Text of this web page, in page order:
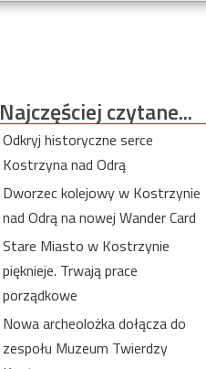
Najczęściejczytane...
Odkryj historyczne serce
Kostrzyna nad Odrą
Dworzec kolejowy w Kostrzynie
nad Odrą na nowej Wander Card
Stare Miasto w Kostrzynie
pięknieje. Trwają prace
porządkowe
Nowa archeolożka dołącza do
zespołu Muzeum Twierdzy